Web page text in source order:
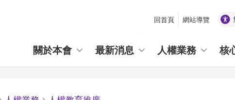
回首頁 網站導覽
關於本會 最新消息 人權業務 核